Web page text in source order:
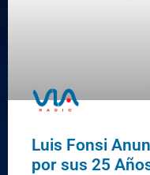
Luis Fonsi
por sus 25